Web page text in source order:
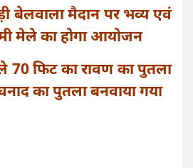
बेलवाला मैदान पर भव्य एवं
मेले का होगा आयोजन
70 फिट का रावण का पुतला
का पुतला बनवाया गया